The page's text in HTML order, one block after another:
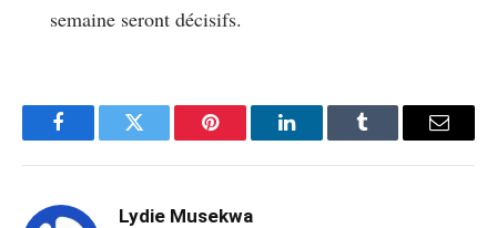
semaine seront décisifs.
FacebookTwitter Pinterest LinkedInTumblr Email
Lydie Musekwa